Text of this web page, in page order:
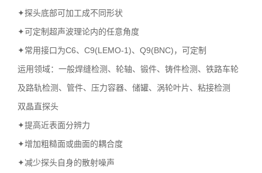
✦探头底部可加工成不同形状
✦可定制超声波理论内的任意角度
✦常用接口为C6、C9(LEMO-1)、Q9(BNC)，可定制
运用领域：一般焊缝检测、轮轴、锻件、铸件检测、铁路车轮
及路轨检测、管件、压力容器、储罐、涡轮叶片、粘接检测
双晶直探头
✦提高近表面分辨力
✦增加粗糙面或曲面的耦合度
✦减少探头自身的散射噪声